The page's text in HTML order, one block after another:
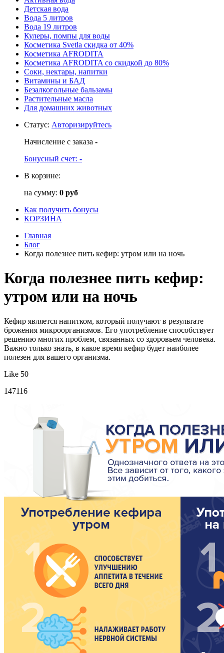
Детская вода
Вода 5 литров
Вода 19 литров
Кулеры, помпы для воды
Косметика Svetla скидка от 40%
Косметика AFRODITA
Косметика AFRODITA со скидкой до 80%
Соки, нектары, напитки
Витамины и БАД
Безалкогольные бальзамы
Растительные масла
Для домашних животных
Статус: Авторизируйтесь
Начисление с заказа -
Бонусный счет: -
В корзине:
на сумму: 0 руб
Как получить бонусы
КОРЗИНА
Главная
Блог
Когда полезнее пить кефир: утром или на ночь
Когда полезнее пить кефир:
утром или на ночь
Кефир является напитком, который получают в результате
брожения микроорганизмов. Его употребление способствует
решению многих проблем, связанных со здоровьем человека.
Важно только знать, в какое время кефир будет наиболее
полезен для вашего организма.
Like 50
147116